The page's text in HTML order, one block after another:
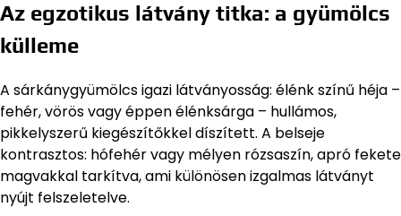
Az egzotikus látvány titka: a gyümölcs
külleme
A sárkánygyümölcs igazi látványosság: élénk színű héja –
fehér, vörös vagy éppen élénksárga – hullámos,
pikkelyszerű kiegészítőkkel díszített. A belseje
kontrasztos: hófehér vagy mélyen rózsaszín, apró fekete
magvakkal tarkítva, ami különösen izgalmas látványt
nyújt felszeletelve.